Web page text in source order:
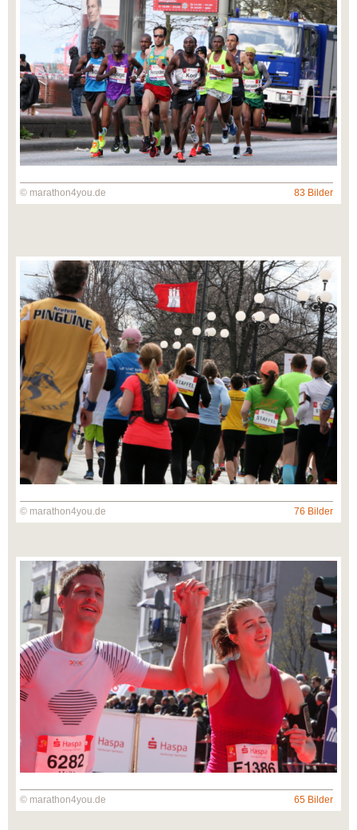
© marathon4you.de 83 Bilder
© marathon4you.de 76 Bilder
© marathon4you.de 65 Bilder